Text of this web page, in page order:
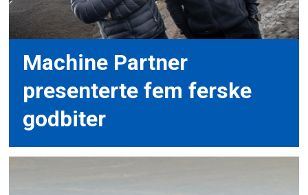
Machine Partner
presenterte fem ferske
godbiter